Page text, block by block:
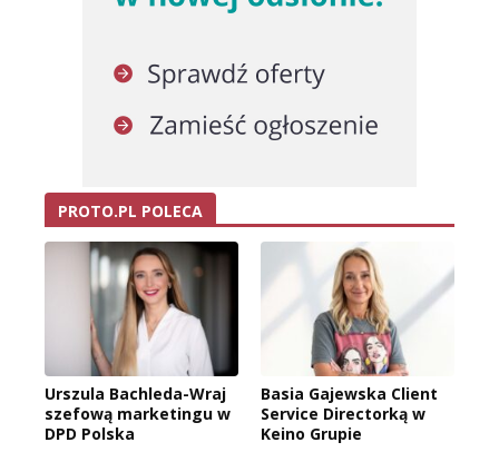
PROTO.PL POLECA
Urszula Bachleda-Wraj
szefową marketingu w
DPD Polska
Basia Gajewska Client
Service Directorką w
Keino Grupie